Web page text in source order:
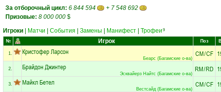
За отборочный цикл: 6 844 594 + 7 548 692
Призовые: 8 000 000 $
Игроки
Матчи События Замены Манифест Трофеи 9
№ Игрок Поз
1. Кристофер Ларсон
Беарс (Багамские о-ва)
CM/CF
2. Брайдон Джинтер
Эсквайерз Найтс (Багамские о-ва)
RM/RD
3. Майкл Бетел
Вестсайд (Багамские о-ва)
CM/CF